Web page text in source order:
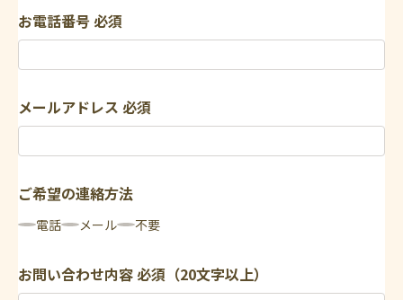
お電話番号必須
メールアドレス 必須
ご希望の連絡方法
電話 メール 不要
お問い合わせ内容必須（20文字以上）